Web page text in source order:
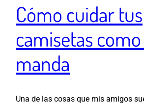
Cómo cuidar tus
camisetas
manda
Una de las cosas que mis amigos